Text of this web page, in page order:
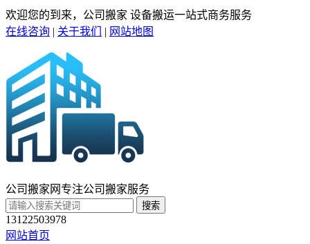
欢迎您的到来，公司搬家 设备搬运一站式商务服务
在线咨询 | 关于我们 | 网站地图
公司搬家网专注公司搬家服务
搜索
13122503978
网站首页